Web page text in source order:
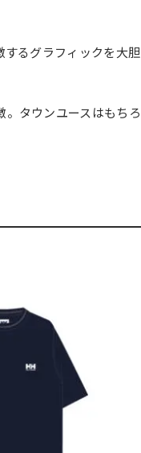
るグラフィックを大
タウンユースはもち